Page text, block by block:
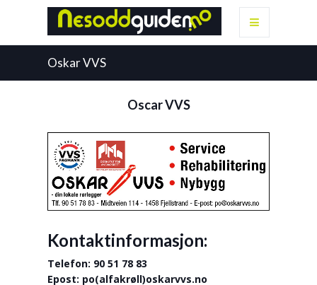
Oskar VVS
Oscar VVS
Kontaktinformasjon:
Telefon: 90 51 78 83
Epost: po(alfakrøll)oskarvvs.no